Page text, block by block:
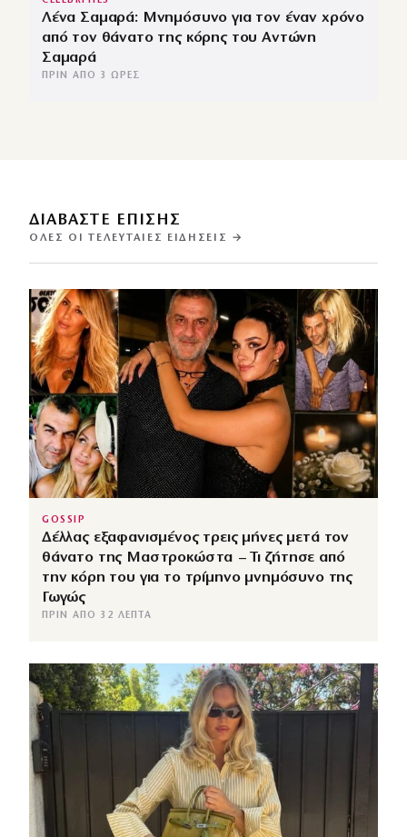
Λένα Σαμαρά: Μνημόσυνο για τον έναν χρόνο
από τον θάνατο της κόρης του Αντώνη
Σαμαρά
ΠΡΙΝ ΑΠΌ 3 ΏΡΕΣ
ΔΙΑΒΑΣΤΕ ΕΠΙΣΗΣ
ΌΛΕΣ ΟΙ ΤΕΛΕΥΤΑΊΕΣ ΕΙΔΉΣΕΙΣ →
GOSSIP
Δέλλας εξαφανισμένος τρεις μήνες μετά τον
θάνατο της Μαστροκώστα – Τι ζήτησε από
την κόρη του για το τρίμηνο μνημόσυνο της
Γωγώς
ΠΡΙΝ ΑΠΌ 32 ΛΕΠΤΆ